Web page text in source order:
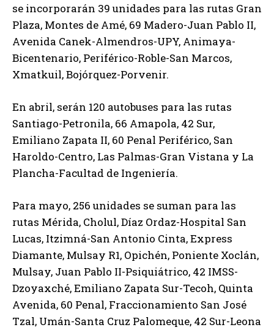
se incorporarán 39 unidades para las rutas Gran
Plaza, Montes de Amé, 69 Madero-Juan Pablo II,
Avenida Canek-Almendros-UPY, Animaya-
Bicentenario, Periférico-Roble-San Marcos,
Xmatkuil, Bojórquez-Porvenir.
En abril, serán 120 autobuses para las rutas
Santiago-Petronila, 66 Amapola, 42 Sur,
Emiliano Zapata II, 60 Penal Periférico, San
Haroldo-Centro, Las Palmas-Gran Vistana y La
Plancha-Facultad de Ingeniería.
Para mayo, 256 unidades se suman para las
rutas Mérida, Cholul, Díaz Ordaz-Hospital San
Lucas, Itzimná-San Antonio Cinta, Express
Diamante, Mulsay R1, Opichén, Poniente Xoclán,
Mulsay, Juan Pablo II-Psiquiátrico, 42 IMSS-
Dzoyaxché, Emiliano Zapata Sur-Tecoh, Quinta
Avenida, 60 Penal, Fraccionamiento San José
Tzal, Umán-Santa Cruz Palomeque, 42 Sur-Leona